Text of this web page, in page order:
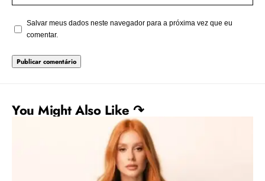
Salvar meus dados neste navegador para a próxima vez que eu
comentar.
You Might Also Like ↷